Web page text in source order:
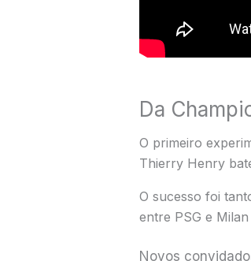
Da
O primeiro
Thierry Henry
O sucesso foi
entre PSG e
Novos